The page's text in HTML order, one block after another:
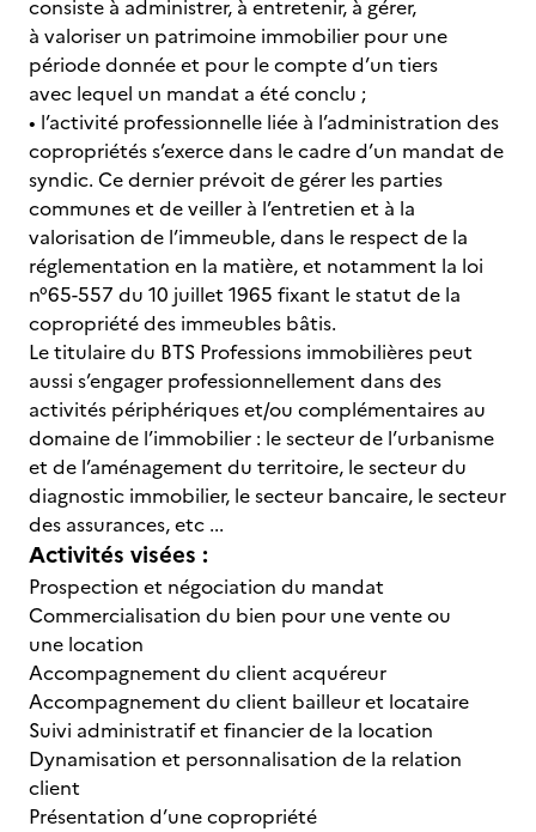
consiste à administrer, à entretenir, à gérer,
à valoriser un patrimoine immobilier pour une
période donnée et pour le compte d’un tiers
avec lequel un mandat a été conclu ;
• l’activité professionnelle liée à l’administration des
copropriétés s’exerce dans le cadre d’un mandat de
syndic. Ce dernier prévoit de gérer les parties
communes et de veiller à l’entretien et à la
valorisation de l’immeuble, dans le respect de la
réglementation en la matière, et notamment la loi
n°65-557 du 10 juillet 1965 fixant le statut de la
copropriété des immeubles bâtis.
Le titulaire du BTS Professions immobilières peut
aussi s’engager professionnellement dans des
activités périphériques et/ou complémentaires au
domaine de l’immobilier : le secteur de l’urbanisme
et de l’aménagement du territoire, le secteur du
diagnostic immobilier, le secteur bancaire, le secteur
des assurances, etc ...
Activités visées :
Prospection et négociation du mandat
Commercialisation du bien pour une vente ou
une location
Accompagnement du client acquéreur
Accompagnement du client bailleur et locataire
Suivi administratif et financier de la location
Dynamisation et personnalisation de la relation
client
Présentation d’une copropriété